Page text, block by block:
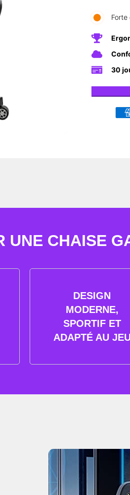
Forte
30
UNE CHAISE
DESIGN
MODERNE,
SPORTIF ET
ADAPTÉ AU